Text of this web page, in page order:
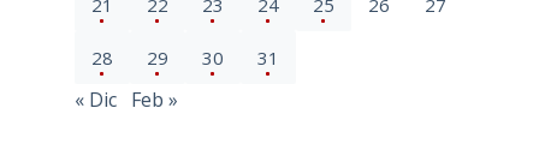
28 29 30 31
« Dic Feb »